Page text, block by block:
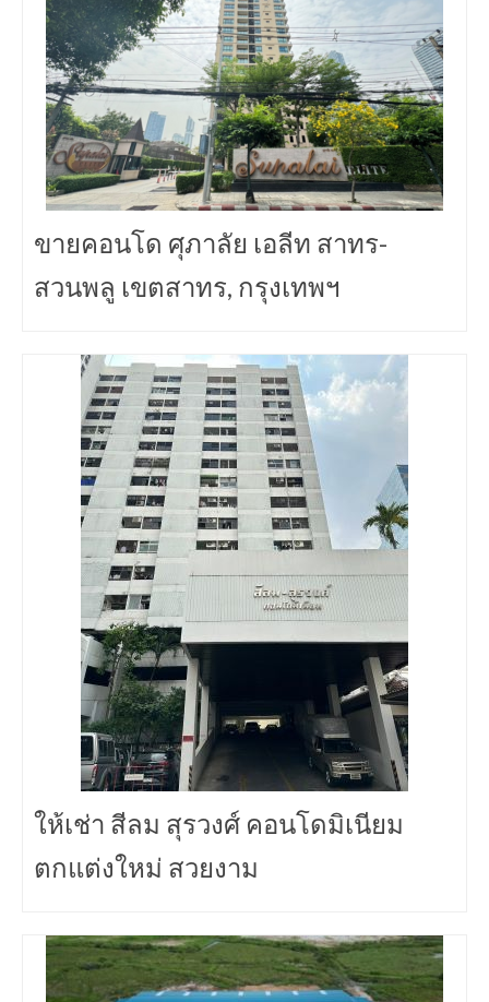
ขายคอนโด ศุภาลัย เอลีท สาทร-
สวนพลู เขตสาทร, กรุงเทพฯ
ให้เช่า สีลม สุรวงศ์ คอนโดมิเนียม
ตกแต่งใหม่ สวยงาม